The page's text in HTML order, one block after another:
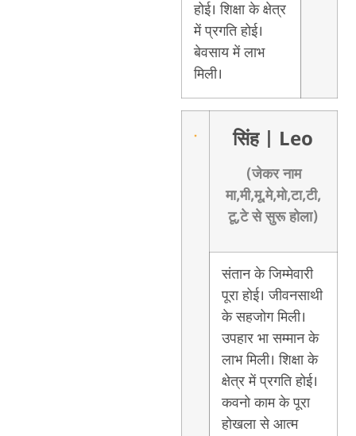
होई। शिक्षा के क्षेत्र
में प्रगति होई।
बेवसाय में लाभ
मिली।
सिंह | Leo
(जेकर नाम
मा,मी,मू,मे,मो,टा,टी,
टू,टे से सुरू होला)
संतान के जिम्मेवारी
पूरा होई। जीवनसाथी
के सहजोग मिली।
उपहार भा सम्मान के
लाभ मिली। शिक्षा के
क्षेत्र में प्रगति होई।
कवनो काम के पूरा
होखला से आत्म